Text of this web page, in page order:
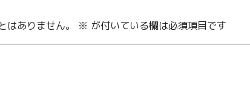
ありません。 ※ が付いている欄は必須項目です